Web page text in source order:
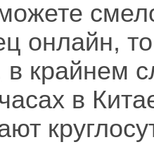
онлайн,
в крайнем
в